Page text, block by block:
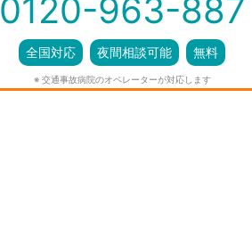
0120-963-887
全国対応 夜間相談可能 無料
※ 交通事故病院のオペレーターが対応します